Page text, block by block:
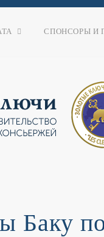
СПОНСОРЫ И
Баку